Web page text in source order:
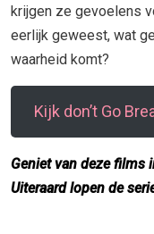
krijgen ze gevoelens
eerlijk geweest, wat
waarheid komt?
Kijk don’t Go
Geniet van deze films
Uiteraard lopen de